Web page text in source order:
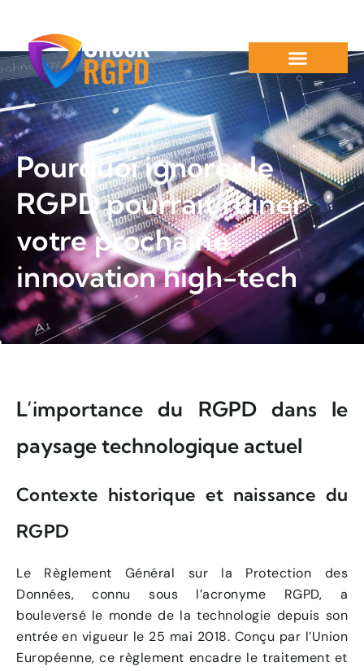
Pourquoi ignorer le
RGPD pourrait ruiner
votre prochaine
innovation high-tech
L’importance du RGPD dans le
paysage technologique actuel
Contexte historique et naissance du
RGPD
Le Règlement Général sur la Protection des
Données, connu sous l’acronyme RGPD, a
bouleversé le monde de la technologie depuis son
entrée en vigueur le 25 mai 2018. Conçu par l’Union
Européenne, ce règlement encadre le traitement et